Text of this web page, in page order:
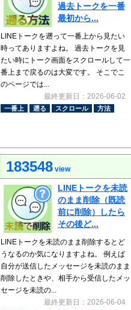
過去トークを一番
最初から...
LINEトークを遡って一番上から見たい
時ってありますよね。 過去トークを見
たい時にトーク画面をスクロールして一
番上まで戻るのは大変です。 そこでこ
のページでは...
最終更新日：2026-06-02
一番上 遡る スクロール 方法
183548 view
LINEトークを未読
のまま削除（既読
前に削除）したら
その後ど...
LINEトークを未読のまま削除するとど
うなるのか気になりますよね。 例えば
自分が送信したメッセージを未読のまま
削除したときや、相手から受信したメッ
セージを未読の...
最終更新日：2026-06-04